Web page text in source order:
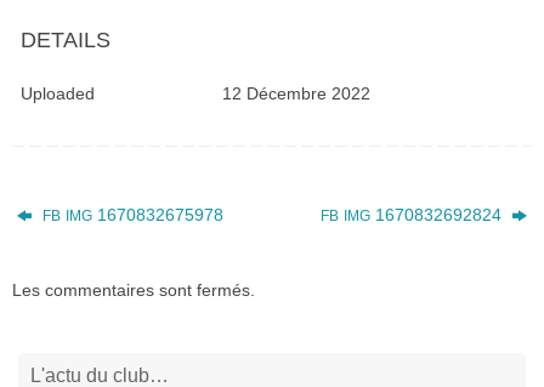
DETAILS
Uploaded 12 Décembre 2022
FB IMG 1670832675978 FB IMG1670832692824
Les commentaires sont fermés.
L'actu du club…